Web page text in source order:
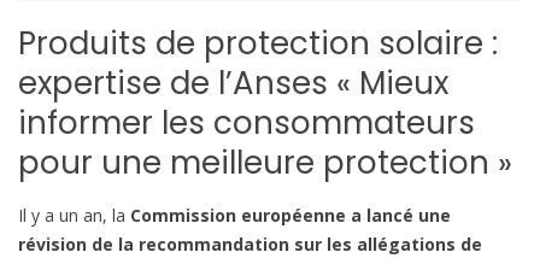
Produits de protection solaire :
expertise de l’Anses « Mieux
informer les consommateurs
pour une meilleure protection »
Il y a un an, la Commission européenne a lancé une
révision de la recommandation sur les allégations de